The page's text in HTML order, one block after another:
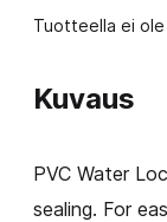
Kuvaus
PVC Water
sealing. For
Tuotteella ei